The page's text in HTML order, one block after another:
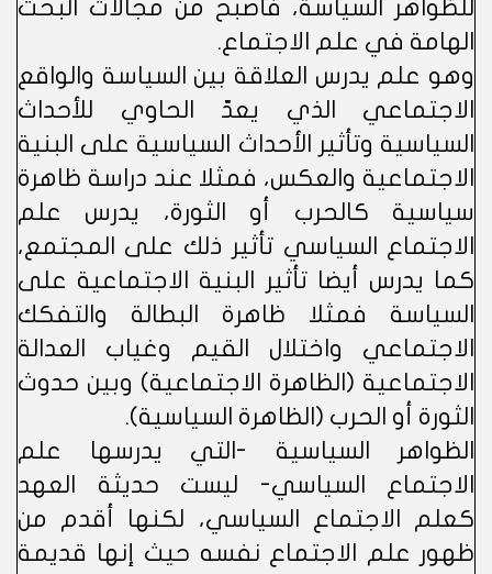
للظواهر السياسة، فأصبح من مجالات البحث
الهامة في علم الاجتماع.
وهو علم يدرس العلاقة بين السياسة والواقع
الاجتماعي الذي يعدّ الحاوي للأحداث
السياسية وتأثير الأحداث السياسية على البنية
الاجتماعية والعكس، فمثلا عند دراسة ظاهرة
سياسية كالحرب أو الثورة، يدرس علم
الاجتماع السياسي تأثير ذلك على المجتمع،
كما يدرس أيضا تأثير البنية الاجتماعية على
السياسة فمثلا ظاهرة البطالة والتفكك
الاجتماعي واختلال القيم وغياب العدالة
الاجتماعية (الظاهرة الاجتماعية) وبين حدوث
الثورة أو الحرب (الظاهرة السياسية).
الظواهر السياسية -التي يدرسها علم
الاجتماع السياسي- ليست حديثة العهد
كعلم الاجتماع السياسي، لكنها أقدم من
ظهور علم الاجتماع نفسه حيث إنها قديمة